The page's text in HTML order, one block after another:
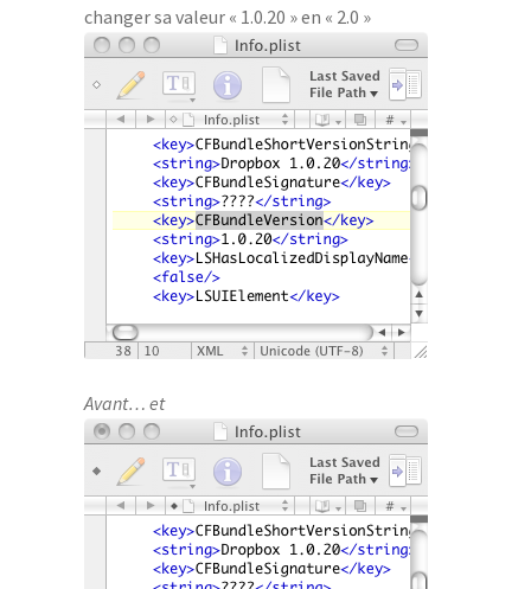
changer sa valeur « 1.0.20 » en « 2.0 »
Avant… et